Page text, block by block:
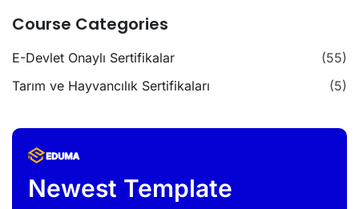
Course Categories
E-Devlet Onaylı Sertifikalar
(55)
Tarım ve Hayvancılık Sertifikaları
(5)
Newest Template